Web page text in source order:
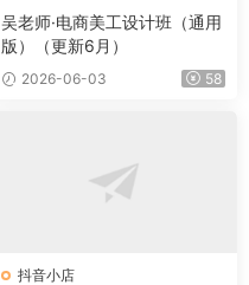
吴老师·电商美工设计班（通用
版）（更新6月）
2026-06-03 58
抖音小店